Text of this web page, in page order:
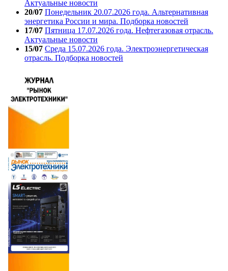
Актуальные новости
20/07 Понедельник 20.07.2026 года. Альтернативная
энергетика России и мира. Подборка новостей
17/07 Пятница 17.07.2026 года. Нефтегазовая отрасль.
Актуальные новости
15/07 Среда 15.07.2026 года. Электроэнергетическая
отрасль. Подборка новостей